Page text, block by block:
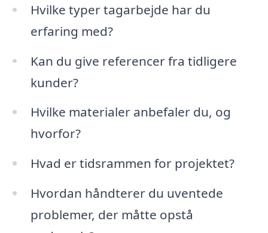
Hvilke typer tagarbejde har du
erfaring med?
Kan du give referencer fra tidligere
kunder?
Hvilke materialer anbefaler du, og
hvorfor?
Hvad er tidsrammen for projektet?
Hvordan håndterer du uventede
problemer, der måtte opstå